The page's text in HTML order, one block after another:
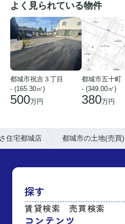
よく見られている物件
都城市祝吉３丁目
- (165.30㎡)
500万円
都城市五十町
- (349.00㎡)
380万円
住宅都城店 都城市の土地(売買
探す
賃貸検索 売買検索
コンテンツ